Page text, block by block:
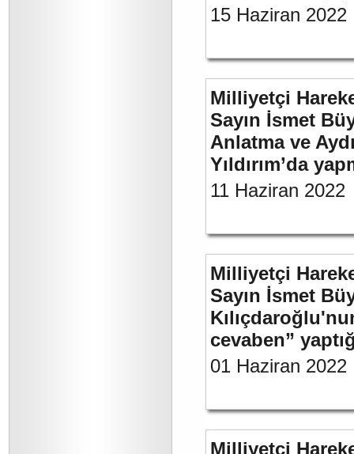
15 Haziran 2022
Milliyetçi
Sayın İsmet
Anlatma ve
Yıldırım’da
11 Haziran 2022
Milliyetçi
Sayın İsmet
cevaben”
01 Haziran 2022
Milliyetçi